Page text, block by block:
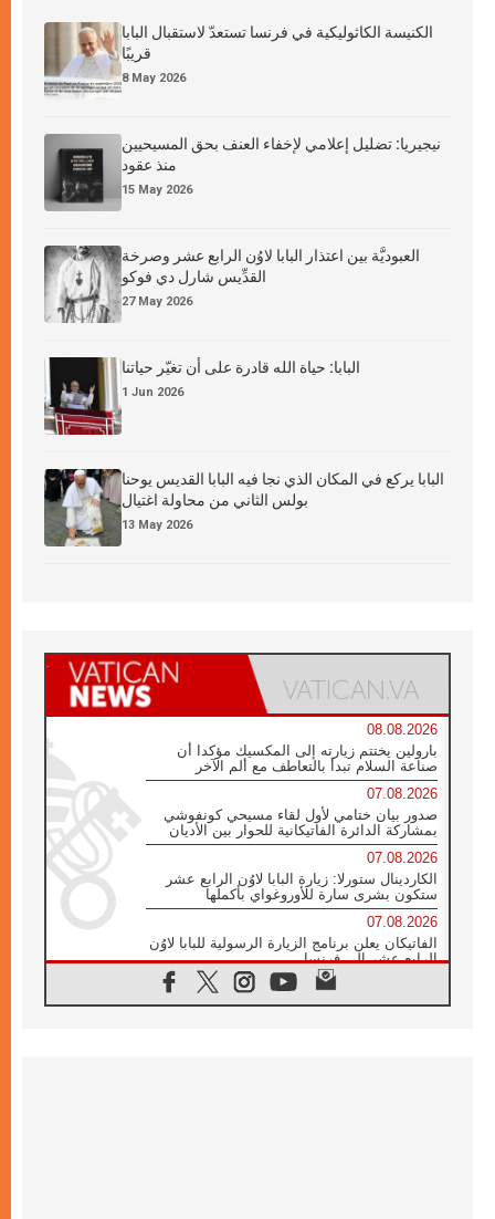
الكنيسة الكاثوليكية في فرنسا تستعدّ لاستقبال البابا
قريبًا
8 May 2026
نيجيريا: تضليل إعلامي لإخفاء العنف بحق المسيحيين
منذ عقود
15 May 2026
العبوديَّة بين اعتذار البابا لاوُن الرابع عشر وصرخة
القدِّيس شارل دي فوكو
27 May 2026
البابا: حياة الله قادرة على أن تغيّر حياتنا
1 Jun 2026
البابا يركع في المكان الذي نجا فيه البابا القديس يوحنا
بولس الثاني من محاولة اغتيال
13 May 2026
08.08.2026
بارولين يختتم زيارته إلى المكسيك مؤكدا أن
صناعة السلام تبدأ بالتعاطف مع ألم الآخر
07.08.2026
صدور بيان ختامي لأول لقاء مسيحي كونفوشي
بمشاركة الدائرة الفاتيكانية للحوار بين الأديان
07.08.2026
الكاردينال ستورلا: زيارة البابا لاوُن الرابع عشر
ستكون بشرى سارة للأوروغواي بأكملها
07.08.2026
الفاتيكان يعلن برنامج الزيارة الرسولية للبابا لاوُن
الرابع عشر إلى فرنسا
في الذكرى الـ ٨١ لحادثة هيروشيما الكنيسة في